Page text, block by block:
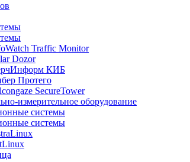
Traffic Monitor
Dozor
КИБ
Протего
SecureTower
измерительное оборудование
системы
системы